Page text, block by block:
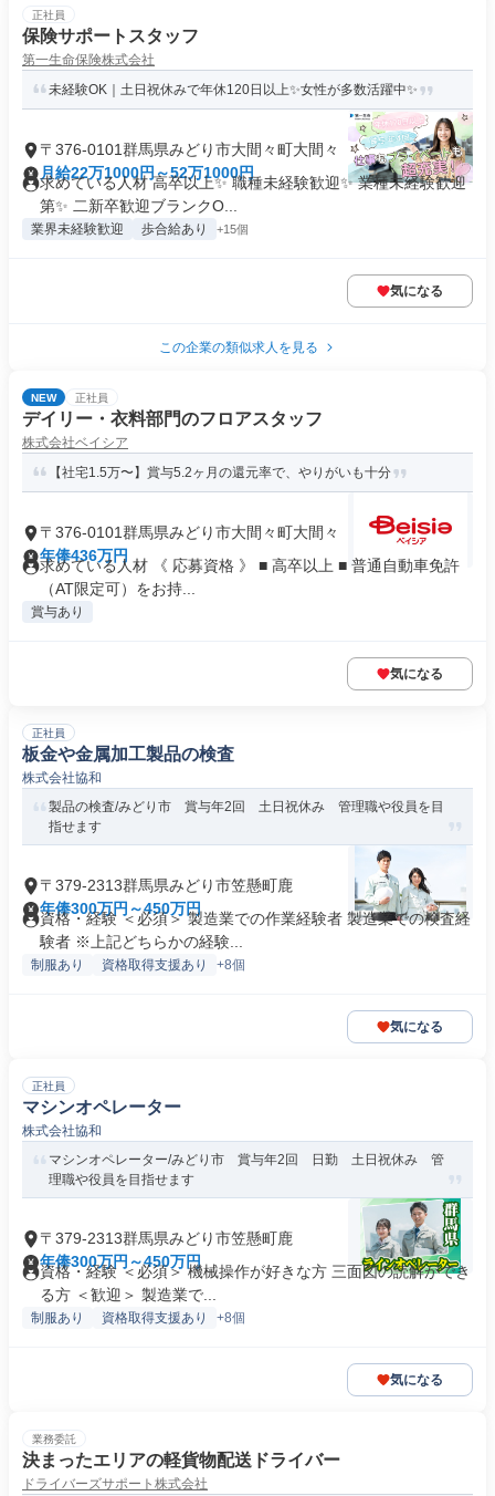
正社員
保険サポートスタッフ
第一生命保険株式会社
未経験OK｜土日祝休みで年休120日以上✨女性が多数活躍中✨
〒376-0101群馬県みどり市大間々町大間々
月給22万1000円～52万1000円
求めている人材 高卒以上✨ 職種未経験歓迎✨ 業種未経験歓迎
第✨ 二新卒歓迎ブランクO...
業界未経験歓迎 歩合給あり +15個
気になる
この企業の類似求人を見る
NEW 正社員
デイリー・衣料部門のフロアスタッフ
株式会社ベイシア
【社宅1.5万〜】賞与5.2ヶ月の還元率で、やりがいも十分
〒376-0101群馬県みどり市大間々町大間々
年俸436万円
求めている人材 《 応募資格 》 ■ 高卒以上 ■ 普通自動車免許
（AT限定可）をお持...
賞与あり
気になる
正社員
板金や金属加工製品の検査
株式会社協和
製品の検査/みどり市 賞与年2回 土日祝休み 管理職や役員を目
指せます
〒379-2313群馬県みどり市笠懸町鹿
年俸300万円～450万円
資格・経験 ＜必須＞ 製造業での作業経験者 製造業での検査経
験者 ※上記どちらかの経験...
制服あり 資格取得支援あり +8個
気になる
正社員
マシンオペレーター
株式会社協和
マシンオペレーター/みどり市 賞与年2回 日勤 土日祝休み 管
理職や役員を目指せます
〒379-2313群馬県みどり市笠懸町鹿
年俸300万円～450万円
資格・経験 ＜必須＞ 機械操作が好きな方 三面図の読解ができ
る方 ＜歓迎＞ 製造業で...
制服あり 資格取得支援あり +8個
気になる
業務委託
決まったエリアの軽貨物配送ドライバー
ドライバーズサポート株式会社